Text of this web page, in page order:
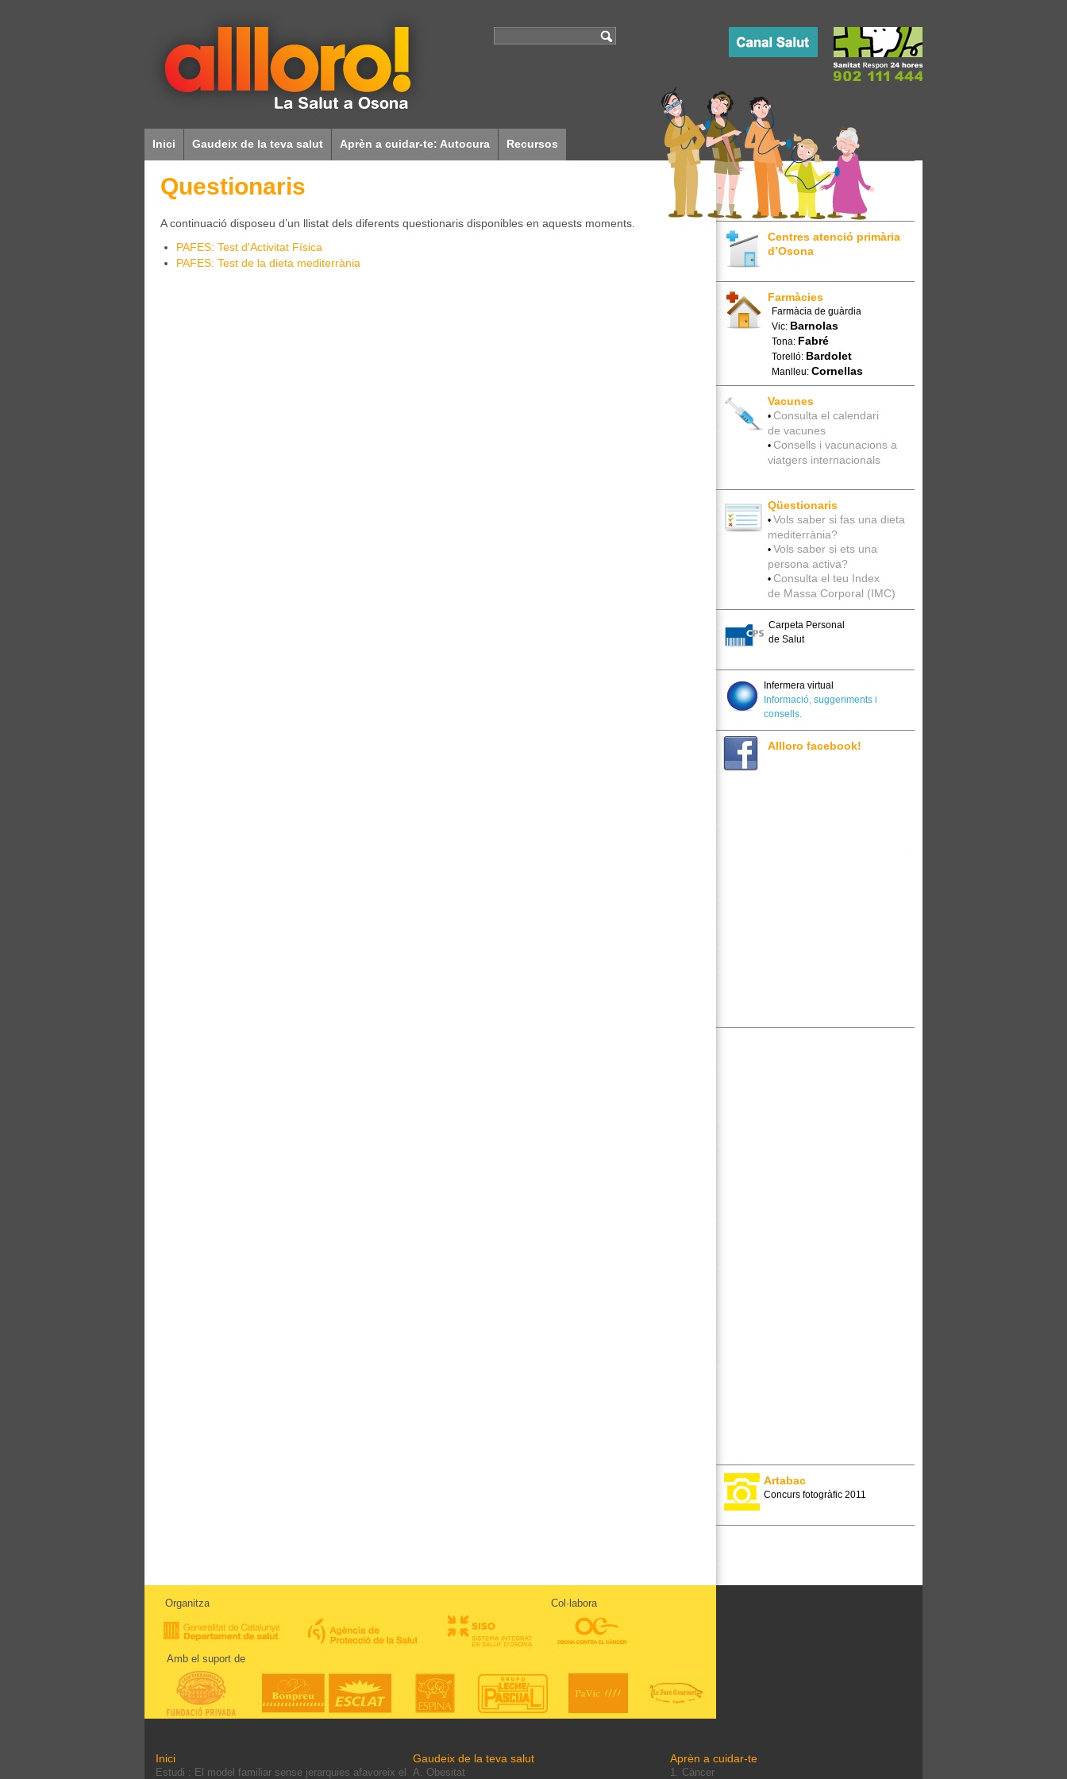
Inici Gaudeix de la teva salut Aprèn a cuidar-te: Autocura Recursos
Questionaris
A continuació disposeu d’un llistat dels diferents questionaris disponibles en aquests moments.
PAFES: Test d'Activitat Física
PAFES: Test de la dieta mediterrània
Centres atenció primària
d’Osona
Farmàcies
Farmàcia de guàrdia
Vic: Barnolas
Tona: Fabré
Torelló: Bardolet
Manlleu: Cornellas
Vacunes
• Consulta el calendari
de vacunes
• Consells i vacunacions a
viatgers internacionals
Qüestionaris
• Vols saber si fas una dieta
mediterrània?
• Vols saber si ets una
persona activa?
• Consulta el teu Index
de Massa Corporal (IMC)
Carpeta Personal
de Salut
Infermera virtual
Informació, suggeriments i
consells.
Allloro facebook!
Artabac
Concurs fotogràfic 2011
Organitza Col·labora
Amb el suport de
Inici
Estudi : El model familiar sense jerarquies afavoreix el
Gaudeix de la teva salut
A. Obesitat
Aprèn a cuidar-te
1. Càncer